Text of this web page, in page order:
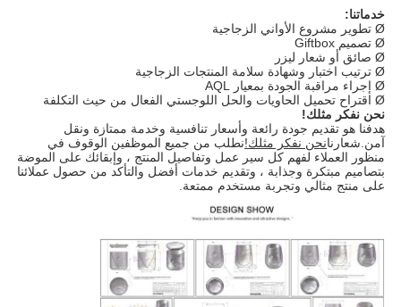
خدماتنا:
Ø تطوير مشروع الأواني الزجاجية
Ø تصميم Giftbox
Ø صائق أو شعار ليزر
Ø ترتيب اختبار وشهادة سلامة المنتجات الزجاجية
Ø إجراء مراقبة الجودة بمعيار AQL
Ø اقتراح تحميل الحاويات والحل اللوجستي الفعال من حيث التكلفة
نحن نفكر مثلك!
هدفنا هو تقديم جودة رائعة وأسعار تنافسية وخدمة ممتازة ونقل
آمن.شعارنانحن نفكر مثلك!نطلب من جميع الموظفين الوقوف في
منظور العملاء لفهم كل سير عمل وتفاصيل المنتج ، وإبقائك على الموضة
بتصاميم مبتكرة وجذابة ، وتقديم خدمات أفضل والتأكد من حصول عملائنا
على منتج مثالي وتجربة مستخدم ممتعة.